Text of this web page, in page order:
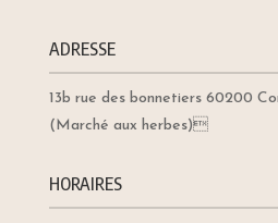
ADRESSE
13b rue des bonnetiers 60200
(Marché aux herbes)
HORAIRES